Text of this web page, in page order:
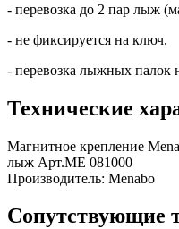
- перевозка до 2 пар лыж
- не фиксируется на ключ.
- перевозка лыжных палок
Технические
Магнитное крепление
лыж Арт.ME 081000
Производитель: Menabo
Сопутствующие